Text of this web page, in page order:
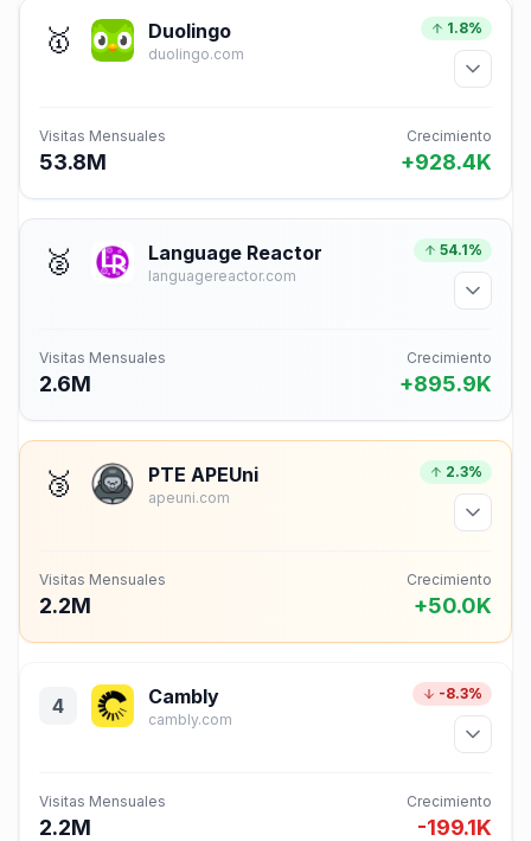
🥇 Duolingo
duolingo.com
1.8%
Visitas Mensuales
53.8M
Crecimiento
+928.4K
🥈 Language Reactor
languagereactor.com
54.1%
Visitas Mensuales
2.6M
Crecimiento
+895.9K
🥉 PTE APEUni
apeuni.com
2.3%
Visitas Mensuales
2.2M
Crecimiento
+50.0K
4 Cambly
cambly.com
-8.3%
Visitas Mensuales
2.2M
Crecimiento
-199.1K